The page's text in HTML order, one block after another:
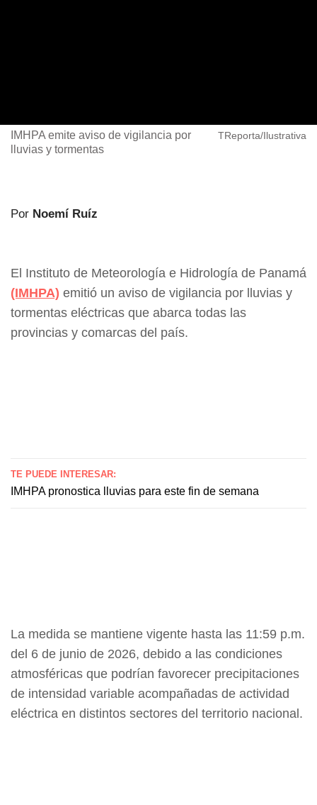
IMHPA emite aviso de vigilancia por
lluvias y tormentas
TReporta/Ilustrativa
Por Noemí Ruíz
El Instituto de Meteorología e Hidrología de Panamá
(IMHPA) emitió un aviso de vigilancia por lluvias y
tormentas eléctricas que abarca todas las
provincias y comarcas del país.
TE PUEDE INTERESAR:
IMHPA pronostica lluvias para este fin de semana
La medida se mantiene vigente hasta las 11:59 p.m.
del 6 de junio de 2026, debido a las condiciones
atmosféricas que podrían favorecer precipitaciones
de intensidad variable acompañadas de actividad
eléctrica en distintos sectores del territorio nacional.